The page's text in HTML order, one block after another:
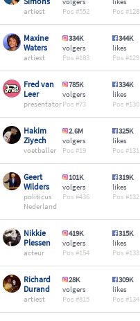
artiest
552
128
Maxine
Waters
artiest
334K
volgers
183
344K
likes
129
Fred van
Leer
presentator
785K
volgers
73
334K
likes
130
Hakim
Ziyech
voetballer
2.6M
volgers
19
325K
likes
131
Geert
Wilders
politicus
Nederland
101K
volgers
436
319K
likes
132
Nikkie
Plessen
acteur
419K
volgers
154
315K
likes
133
Richard
Durand
artiest
28K
volgers
815
309K
likes
134